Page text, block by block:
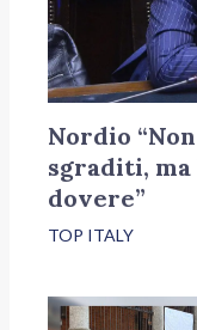
Nordio
sgraditi,
dovere”
TOP ITALY